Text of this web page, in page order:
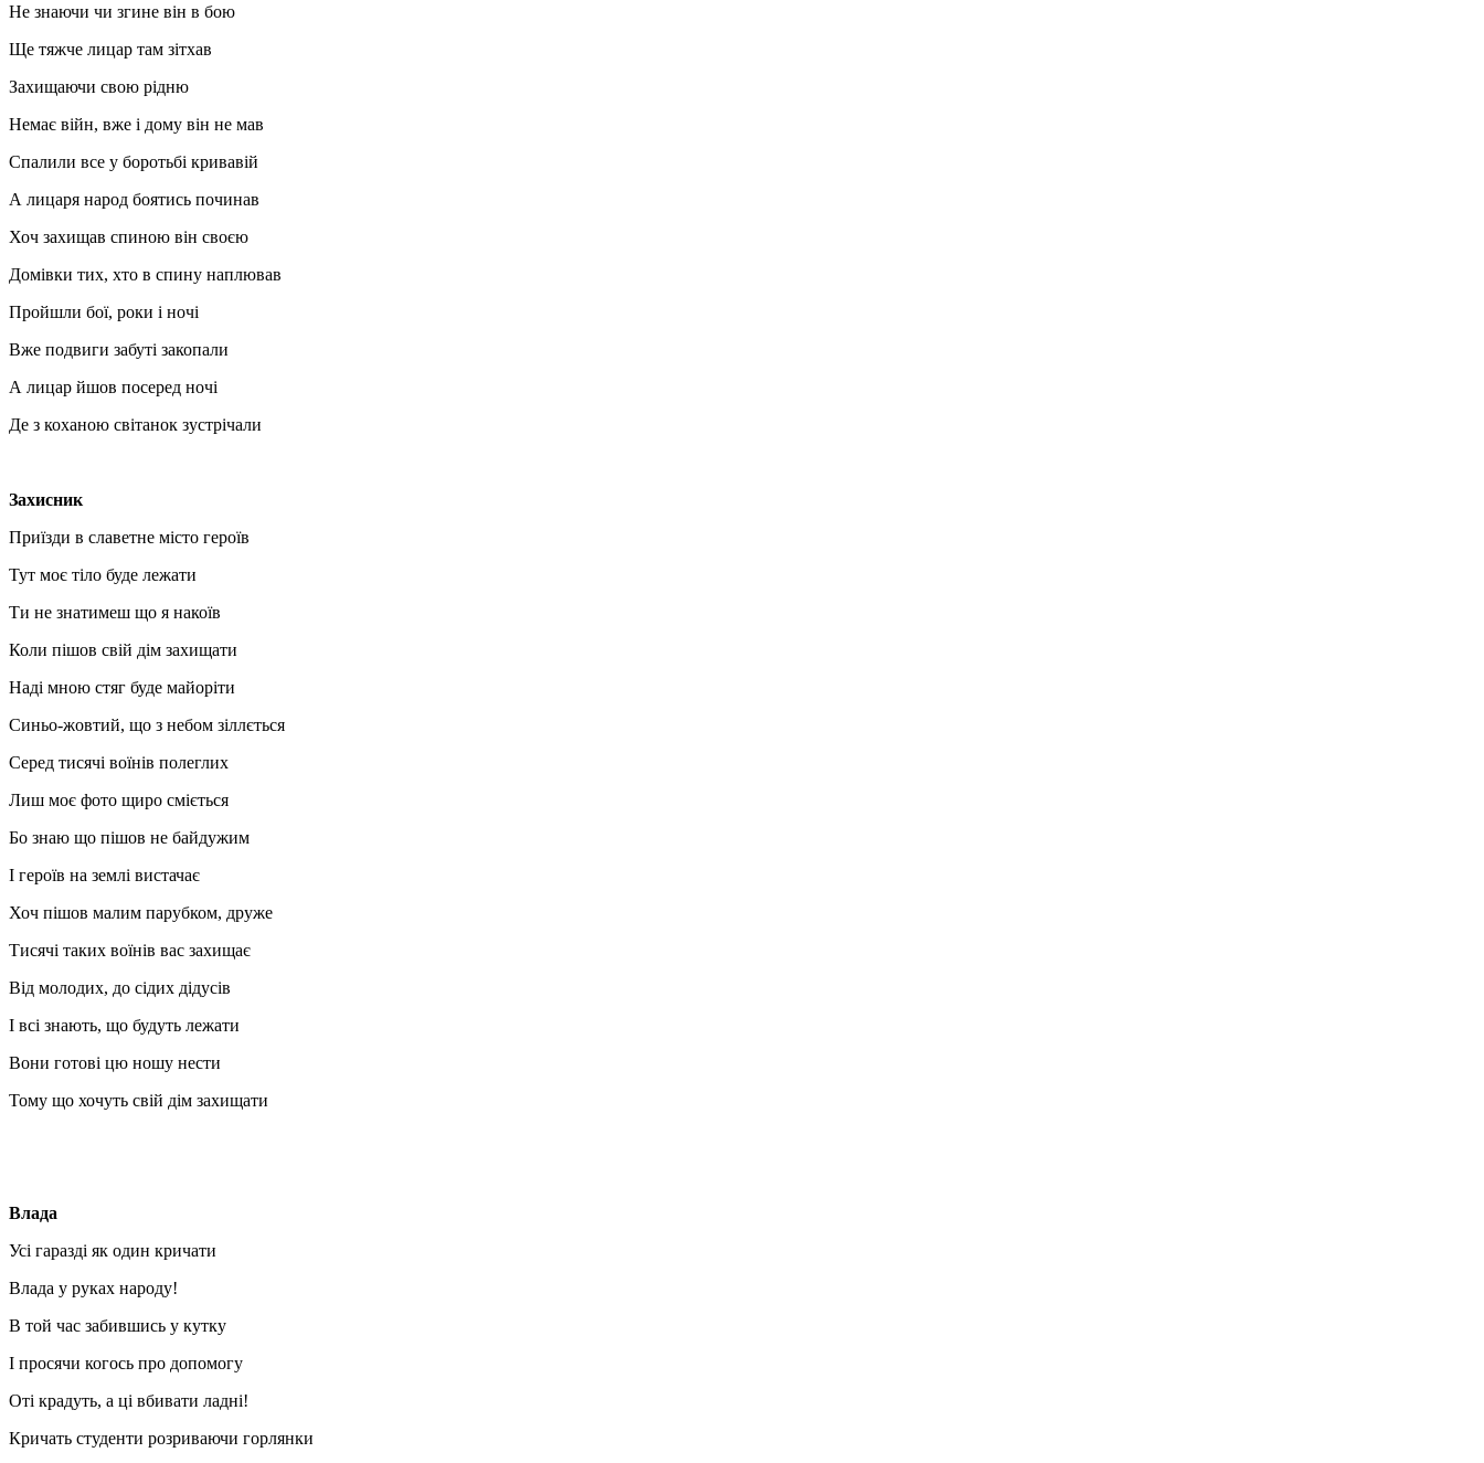
Не знаючи чи згине він в бою
Ще тяжче лицар там зітхав
Захищаючи свою рідню
Немає війн, вже і дому він не мав
Спалили все у боротьбі кривавій
А лицаря народ боятись починав
Хоч захищав спиною він своєю
Домівки тих, хто в спину наплював
Пройшли бої, роки і ночі
Вже подвиги забуті закопали
А лицар йшов посеред ночі
Де з коханою світанок зустрічали
Захисник
Приїзди в славетне місто героїв
Тут моє тіло буде лежати
Ти не знатимеш що я накоїв
Коли пішов свій дім захищати
Наді мною стяг буде майоріти
Синьо-жовтий, що з небом зіллється
Серед тисячі воїнів полеглих
Лиш моє фото щиро сміється
Бо знаю що пішов не байдужим
І героїв на землі вистачає
Хоч пішов малим парубком, друже
Тисячі таких воїнів вас захищає
Від молодих, до сідих дідусів
І всі знають, що будуть лежати
Вони готові цю ношу нести
Тому що хочуть свій дім захищати
Влада
Усі гаразді як один кричати
Влада у руках народу!
В той час забившись у кутку
І просячи когось про допомогу
Оті крадуть, а ці вбивати ладні!
Кричать студенти розриваючи горлянки